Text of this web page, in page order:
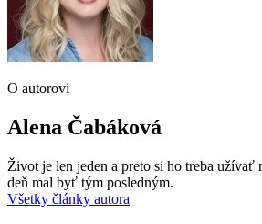
O autorovi
Alena Čabáková
Život je len jeden a preto si ho treba užívať
deň mal byť tým posledným.
Všetky články autora